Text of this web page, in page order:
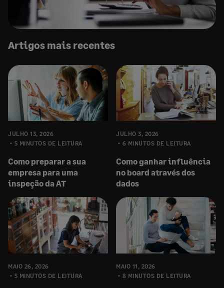
Artigos mais recentes
JULHO 13, 2026
5 MINUTOS DE LEITURA
Como preparar a sua
empresa para uma
inspeção da AT
JULHO 3, 2026
6 MINUTOS DE LEITURA
Como ganhar influência
no board através dos
dados
MAIO 26, 2026
5 MINUTOS DE LEITURA
MAIO 11, 2026
8 MINUTOS DE LEITURA